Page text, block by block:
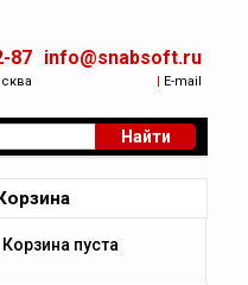
87 info@snabsoft.ru
| E-mail
Найти
Корзина пуста